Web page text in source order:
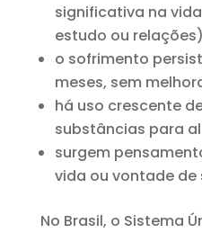
significativa na
estudo ou
o sofrimento
meses, sem
há uso crescente
substâncias para
surgem
vida ou vontade de
No Brasil, o Sistema